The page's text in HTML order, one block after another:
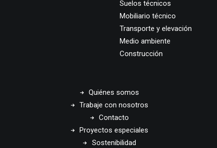
Suelos técnicos
Mobiliario técnico
Transporte y elevación
Medio ambiente
Construcción
Quiénes somos
Trabaje con nosotros
Contacto
Proyectos especiales
Sostenibilidad